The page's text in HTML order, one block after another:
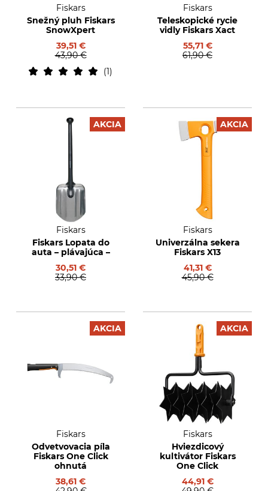
Fiskars
Snežný pluh Fiskars
SnowXpert
39,51 €
43,90 €
1
Fiskars
Teleskopické rycie
vidly Fiskars Xact
55,71 €
61,90 €
AKCIA
Fiskars
Fiskars Lopata do
auta – plávajúca –
30,51 €
33,90 €
AKCIA
Fiskars
Univerzálna sekera
Fiskars X13
41,31 €
45,90 €
AKCIA
Fiskars
Odvetvovacia píla
Fiskars One Click
ohnutá
38,61 €
AKCIA
Fiskars
Hviezdicový
kultivátor Fiskars
One Click
44,91 €